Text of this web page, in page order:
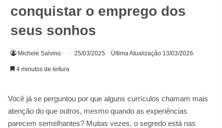
conquistar o emprego dos
seus sonhos
Michele Salvino 25/03/2025 Última Atualização 13/03/2026
4 minutos de leitura
Você já se perguntou por que alguns currículos chamam mais
atenção do que outros, mesmo quando as experiências
parecem semelhantes? Muitas vezes, o segredo está nas